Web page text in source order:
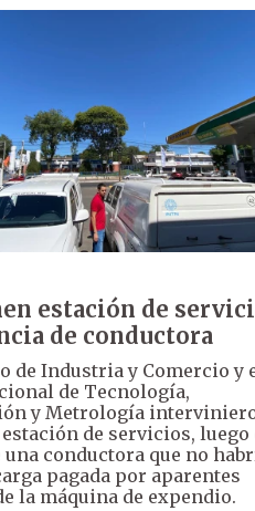
estación de
de conductora
de Industria y Comercio y
de Tecnología,
y Metrología
de servicios, luego
una conductora que no
pagada por aparentes
la máquina de expendio.